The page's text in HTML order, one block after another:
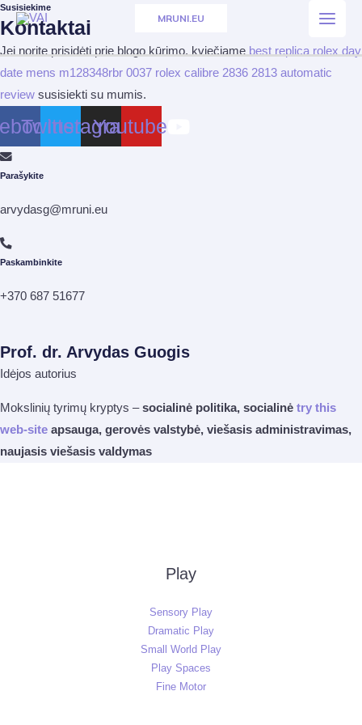
Pereiti
prie
turinio
MRUNI.EU
Menu
Susisiekime
Kontaktai
Jei norite prisidėti prie blogo kūrimo, kviečiame best replica rolex day
date mens m128348rbr 0037 rolex calibre 2836 2813 automatic
review susisiekti su mumis.
Twitter
Instagram
Youtube
Parašykite
arvydasg@mruni.eu
Paskambinkite
+370 687 51677
Prof. dr. Arvydas Guogis
Idėjos autorius
Mokslinių tyrimų kryptys –socialinė politika, socialinė try this
web-site apsauga, gerovės valstybė, viešasis administravimas,
naujasis viešasis valdymas
Play
Sensory Play
Dramatic Play
Small World Play
Play Spaces
Fine Motor